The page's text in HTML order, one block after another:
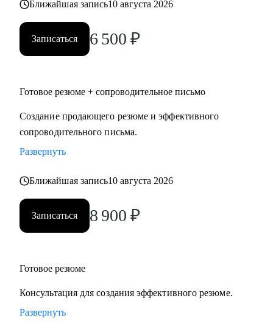
Ближайшая запись10 августа 2026
Записаться 6 500 ₽
Готовое резюме + сопроводительное письмо
Создание продающего резюме и эффективного
сопроводительного письма.
Развернуть
Ближайшая запись10 августа 2026
Записаться 8 900 ₽
Готовое резюме
Консультация для создания эффективного резюме.
Развернуть